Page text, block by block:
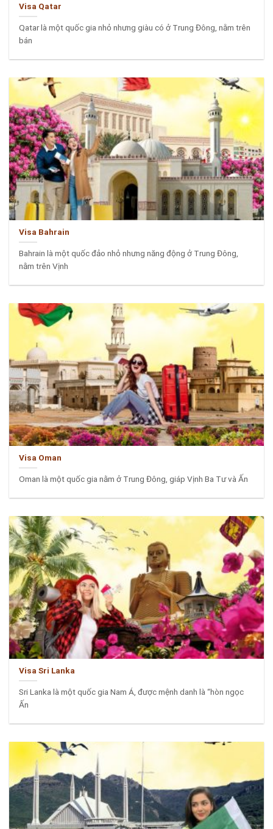
Visa Qatar
Qatar là một quốc gia nhỏ nhưng giàu có ở Trung Đông, nằm trên
bán
Visa Bahrain
Bahrain là một quốc đảo nhỏ nhưng năng động ở Trung Đông,
nằm trên Vịnh
Visa Oman
Oman là một quốc gia nằm ở Trung Đông, giáp Vịnh Ba Tư và Ấn
Visa Sri Lanka
Sri Lanka là một quốc gia Nam Á, được mệnh danh là “hòn ngọc
Ấn